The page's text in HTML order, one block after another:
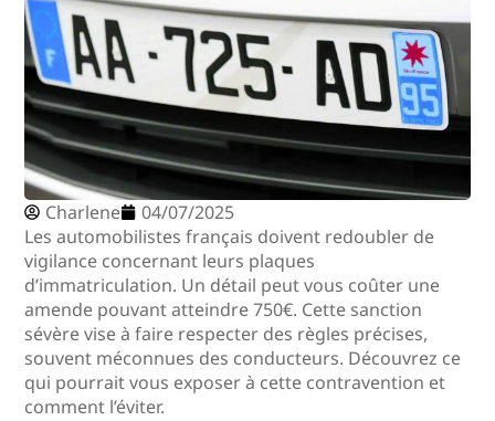
Charlene
04/07/2025
Les automobilistes français doivent redoubler de
vigilance concernant leurs plaques
d’immatriculation. Un détail peut vous coûter une
amende pouvant atteindre 750€. Cette sanction
sévère vise à faire respecter des règles précises,
souvent méconnues des conducteurs. Découvrez ce
qui pourrait vous exposer à cette contravention et
comment l’éviter.